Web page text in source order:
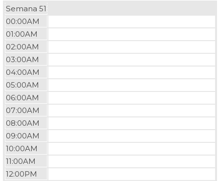
Semana 51
00:00AM
01:00AM
02:00AM
03:00AM
04:00AM
05:00AM
06:00AM
07:00AM
08:00AM
09:00AM
10:00AM
11:00AM
12:00PM